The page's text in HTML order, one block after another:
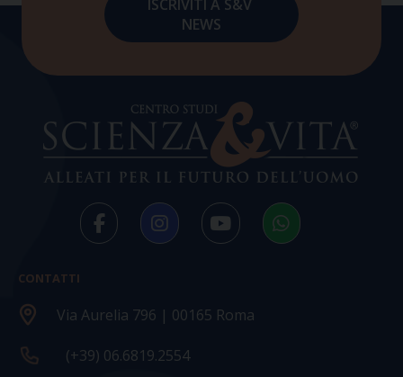
CONTATTI
Via Aurelia 796 | 00165 Roma
(+39) 06.6819.2554